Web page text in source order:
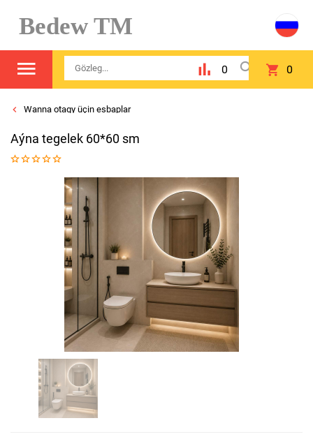
Bedew TM
0 0
Wanna otagy üçin esbaplar
Aýna tegelek 60*60 sm